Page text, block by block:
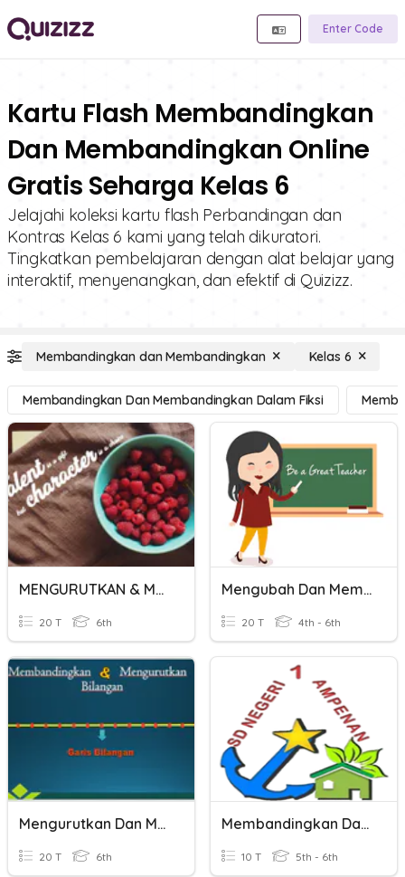
Enter Code
Kartu Flash Membandingkan
Dan Membandingkan Online
Gratis Seharga Kelas 6
Jelajahi koleksi kartu flash Perbandingan dan
Kontras Kelas 6 kami yang telah dikuratori.
Tingkatkan pembelajaran dengan alat belajar yang
interaktif, menyenangkan, dan efektif di Quizizz.
Membandingkan dan Membandingkan Kelas 6
Membandingkan Dan Membandingkan Dalam Fiksi
MENGURUTKAN & MEMBANDINGKAN BILANGAN BULAT
20 T 6th
Mengubah Dan Membandingkan Pecahan
20 T 4th - 6th
Mengurutkan Dan Membandingkan Bilangan
20 T 6th
Membandingkan Dan Mengurutkan Bilangan Bulat
10 T 5th - 6th